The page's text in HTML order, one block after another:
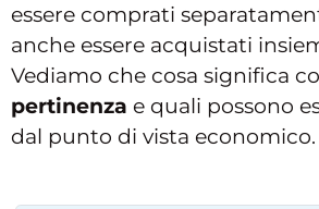
essere comprati
anche essere acquistati
Vediamo che cosa significa
pertinenza e quali possono
dal punto di vista economico.